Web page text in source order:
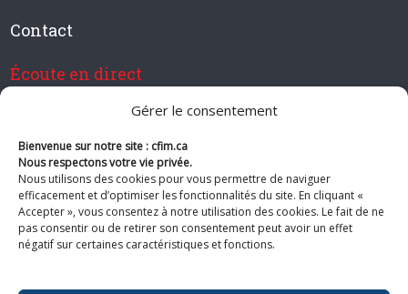
Gérer le consentement
Bienvenue sur notre site : cfim.ca
Nous respectons votre vie privée.
Nous utilisons des cookies pour vous permettre de naviguer
efficacement et d’optimiser les fonctionnalités du site. En cliquant «
Accepter », vous consentez à notre utilisation des cookies. Le fait de ne
pas consentir ou de retirer son consentement peut avoir un effet
négatif sur certaines caractéristiques et fonctions.
Contact
Écoute en direct
Devenir membre de CFIM
Suivez-nous